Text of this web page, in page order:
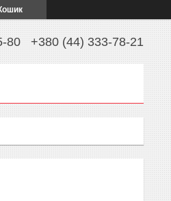
80 +380 (44) 333-78-21